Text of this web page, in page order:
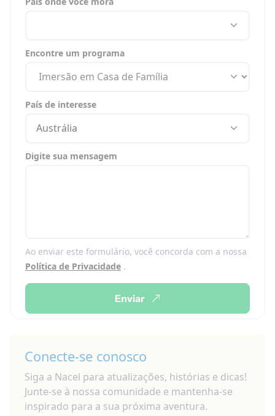
Encontre um programa
País de interesse
Austrália
Digite sua mensagem
Ao enviar este formulário, você concorda com a nossa
Política de Privacidade .
Enviar
Conecte-se conosco
Siga a Nacel para atualizações, histórias e dicas!
Junte-se à nossa comunidade e mantenha-se
inspirado para a sua próxima aventura.